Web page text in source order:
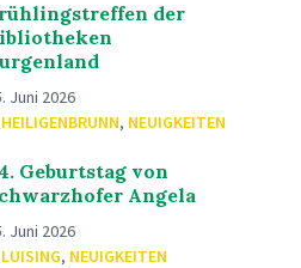
der
Juni 2026
HEILIGENBRUNN, NEUIGKEITEN
Geburtstag von
Angela
Juni 2026
LUISING, NEUIGKEITEN